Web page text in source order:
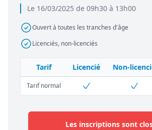
Le 16/03/2025 de 09h30 à 13h00
Ouvert à toutes les tranches d'âge
Licenciés, non-licenciés
Tarif Licencié Non-
Tarif normal
Les inscriptions sont